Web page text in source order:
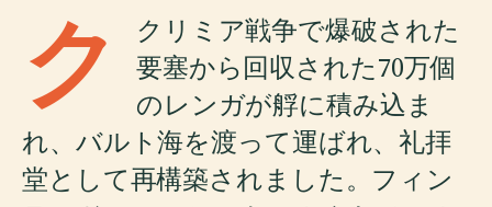
ク
クリミア戦争で爆破された
要塞から回収された70万個
のレンガが艀に積み込ま
れ、バルト海を渡って運ばれ、礼拝
堂として再構築されました。フィン